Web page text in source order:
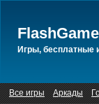
Игры, бесплатные
Все игры Аркады